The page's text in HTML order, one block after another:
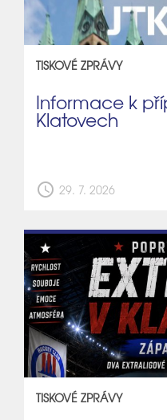
TISKOVÉ ZPRÁVY
Informace k
Klatovech
schedule 29. 7. 2026
TISKOVÉ ZPRÁVY